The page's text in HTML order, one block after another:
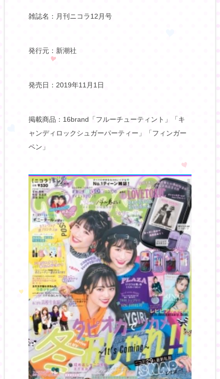
雑誌名：月刊ニコラ12月号
発行元：新潮社
発売日：2019年11月1日
掲載商品：16brand「フルーチューティント」「キ
ャンディロックシュガーパーティー」「フィンガー
ペン」